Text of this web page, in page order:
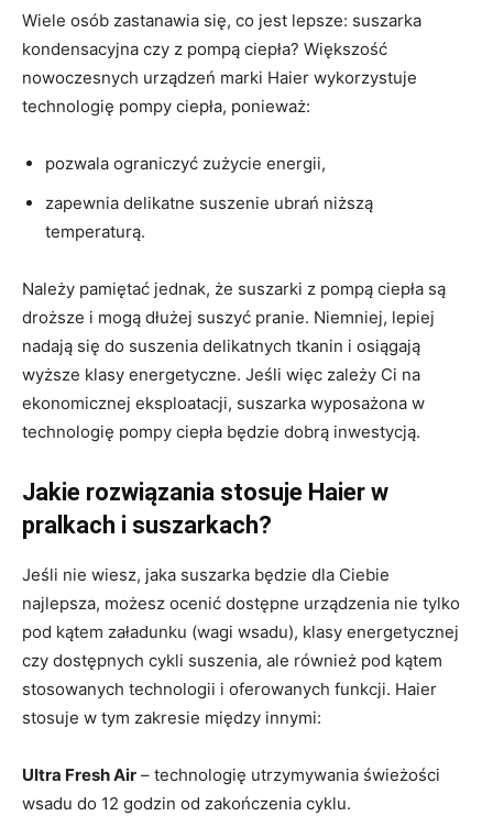
Wiele osób zastanawia się, co jest lepsze: suszarka
kondensacyjna czy z pompą ciepła? Większość
nowoczesnych urządzeń marki Haier wykorzystuje
technologię pompy ciepła, ponieważ:
pozwala ograniczyć zużycie energii,
zapewnia delikatne suszenie ubrań niższą
temperaturą.
Należy pamiętać jednak, że suszarki z pompą ciepła są
droższe i mogą dłużej suszyć pranie. Niemniej, lepiej
nadają się do suszenia delikatnych tkanin i osiągają
wyższe klasy energetyczne. Jeśli więc zależy Ci na
ekonomicznej eksploatacji, suszarka wyposażona w
technologię pompy ciepła będzie dobrą inwestycją.
Jakie rozwiązania stosuje Haier w
pralkach i suszarkach?
Jeśli nie wiesz, jaka suszarka będzie dla Ciebie
najlepsza, możesz ocenić dostępne urządzenia nie tylko
pod kątem załadunku (wagi wsadu), klasy energetycznej
czy dostępnych cykli suszenia, ale również pod kątem
stosowanych technologii i oferowanych funkcji. Haier
stosuje w tym zakresie między innymi:
Ultra Fresh Air – technologię utrzymywania świeżości
wsadu do 12 godzin od zakończenia cyklu.